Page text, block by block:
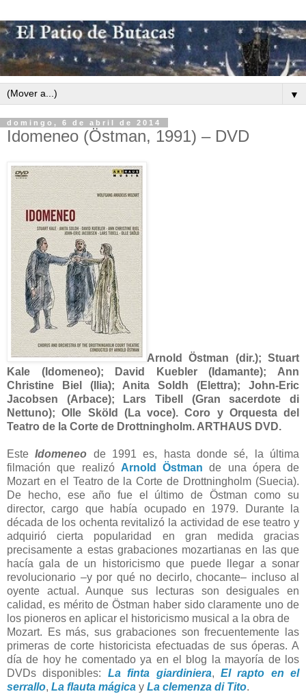
▼
domingo, 6 de abril de 2014
Idomeneo (Östman, 1991) – DVD
Arnold Östman (dir.); Stuart
Kale (Idomeneo); David Kuebler (Idamante); Ann
Christine Biel (Ilia); Anita Soldh (Elettra); John-Eric
Jacobsen (Arbace); Lars Tibell (Gran sacerdote di
Nettuno); Olle Sköld (La voce). Coro y Orquesta del
Teatro de la Corte de Drottningholm. ARTHAUS DVD.
EsteIdomeneo de 1991 es, hasta donde sé, la última
filmación que realizó Arnold Östman de una ópera de
Mozart en el Teatro de la Corte de Drottningholm (Suecia).
De hecho, ese año fue el último de Östman como su
director, cargo que había ocupado en 1979. Durante la
década de los ochenta revitalizó la actividad de ese teatro y
adquirió cierta popularidad en gran medida gracias
precisamente a estas grabaciones mozartianas en las que
hacía gala de un historicismo que puede llegar a sonar
revolucionario –y por qué no decirlo, chocante– incluso al
oyente actual. Aunque sus lecturas son desiguales en
calidad, es mérito de Östman haber sido claramente uno de
los pioneros en aplicar el historicismo musical a la obra de
Mozart. Es más, sus grabaciones son frecuentemente las
primeras de corte historicista efectuadas de sus óperas. A
día de hoy he comentado ya en el blog la mayoría de los
DVDs disponibles: La finta giardiniera, El rapto en el
serrallo, La flauta mágica y La clemenza di Tito.